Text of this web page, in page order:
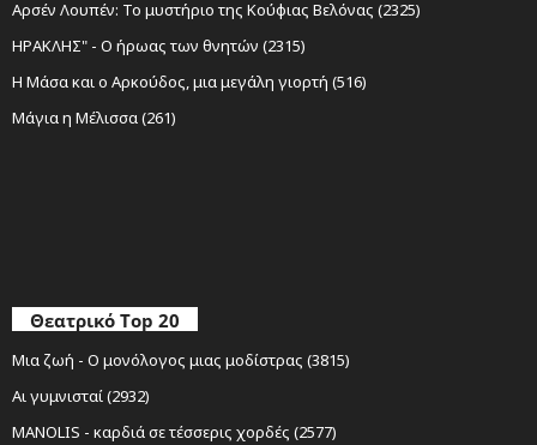
Αρσέν Λουπέν: Το μυστήριο της Κούφιας Βελόνας (2325)
ΗΡΑΚΛΗΣ" - Ο ήρωας των θνητών (2315)
Η Μάσα και ο Αρκούδος, μια μεγάλη γιορτή (516)
Μάγια η Μέλισσα (261)
Θεατρικό Top 20
Μια ζωή - Ο μονόλογος μιας μοδίστρας (3815)
Αι γυμνισταί (2932)
MANOLIS - καρδιά σε τέσσερις χορδές (2577)